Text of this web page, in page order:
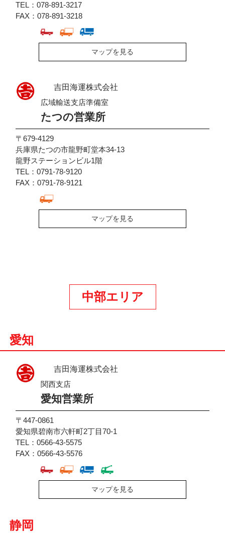
TEL：078-891-3217
FAX：078-891-3218
マップを見る
吉田海運株式会社
広域輸送支店準備室
たつの営業所
〒679-4129
兵庫県たつの市龍野町堂本34-13
龍野ステーションビル1階
TEL：0791-78-9120
FAX：0791-78-9121
マップを見る
中部エリア
愛知
吉田海運株式会社
関西支店
愛知営業所
〒447-0861
愛知県碧南市六軒町2丁目70-1
TEL：0566-43-5575
FAX：0566-43-5576
マップを見る
静岡